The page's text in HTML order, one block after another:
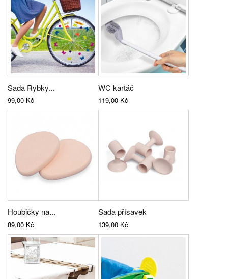
Sada Rybky...
99,00 Kč
WC kartáč
119,00 Kč
Houbičky na...
89,00 Kč
Sada přísavek
139,00 Kč